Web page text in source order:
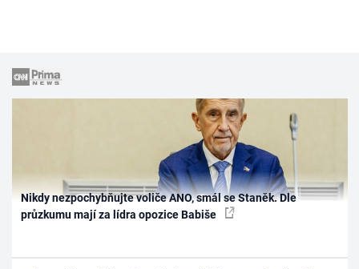
Nikdy nezpochybňujte voliče ANO, smál se Staněk. Dle
průzkumu mají za lídra opozice Babiše